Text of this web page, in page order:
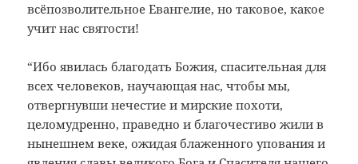
всёпозволительное Евангелие, но таковое, какое
учит нас святости!
“Ибо явилась благодать Божия, спасительная для
всех человеков, научающая нас, чтобы мы,
отвергнувши нечестие и мирские похоти,
целомудренно, праведно и благочестиво жили в
нынешнем веке, ожидая блаженного упования и